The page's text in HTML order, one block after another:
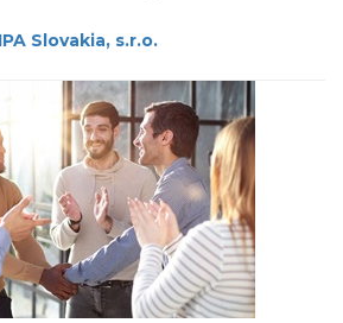
IPA Slovakia, s.r.o.